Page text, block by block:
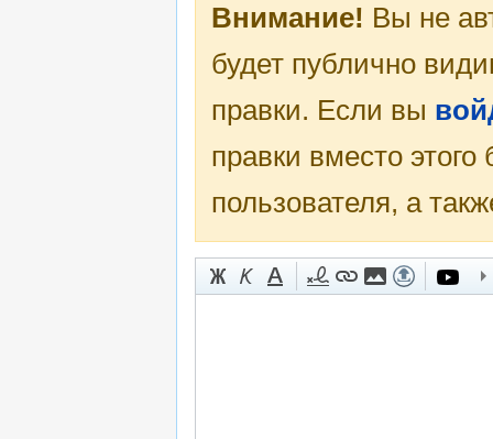
Внимание! Вы не
будет публично
правки. Если вы
правки вместо
пользователя, а